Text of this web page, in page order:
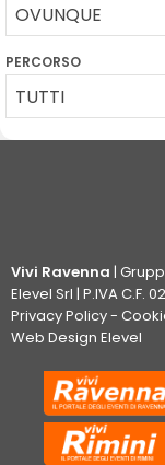
OVUNQUE
PERCORSO
TUTTI
Vivi Ravenna |
Elevel Srl | P.IVA C.F.
Privacy Policy-
Web Design Elevel